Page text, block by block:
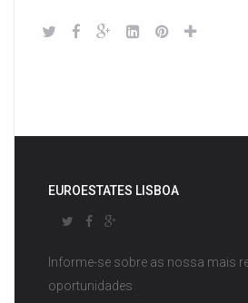
EUROESTATES LISBOA
Informe-se sobre as nossa mais
oportunidades